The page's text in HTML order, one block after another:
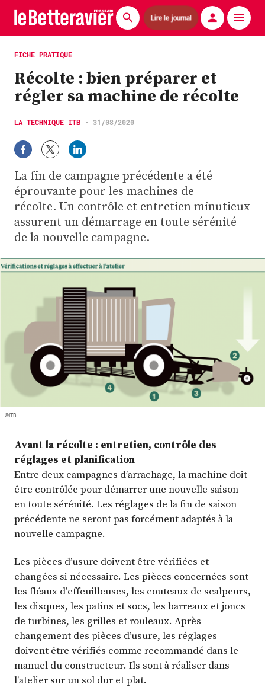
Lire le journal
Actualités
Économie
Agronomie
Matériels
La technique ITB
Pommes de terre
Guides pratiques
Chasse
Plus
Abonnez-vous
FICHE PRATIQUE
Récolte : bien préparer et
régler sa machine de récolte
LA TECHNIQUE ITB • 31/08/2020
La fin de campagne précédente a été
éprouvante pour les machines de
récolte. Un contrôle et entretien minutieux
assurent un démarrage en toute sérénité
de la nouvelle campagne.
©ITB
Avant la récolte : entretien, contrôle des
réglages et planification
Entre deux campagnes d’arrachage, la machine doit
être contrôlée pour démarrer une nouvelle saison
en toute sérénité. Les réglages de la fin de saison
précédente ne seront pas forcément adaptés à la
nouvelle campagne.
Les pièces d’usure doivent être vérifiées et
changées si nécessaire. Les pièces concernées sont
les fléaux d’effeuilleuses, les couteaux de scalpeurs,
les disques, les patins et socs, les barreaux et joncs
de turbines, les grilles et rouleaux. Après
changement des pièces d’usure, les réglages
doivent être vérifiés comme recommandé dans le
manuel du constructeur. Ils sont à réaliser dans
l’atelier sur un sol dur et plat.